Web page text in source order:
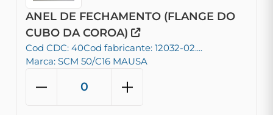
ANEL DE FECHAMENTO (FLANGE DO
CUBO DA COROA)
Cod CDC: 40Cod fabricante: 12032-02....
Marca: SCM 50/C16 MAUSA